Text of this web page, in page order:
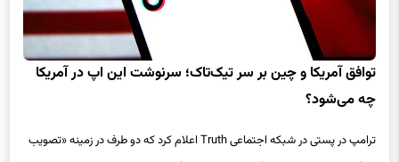
توافق آمریکا و چین بر سر تیک‌تاک؛ سرنوشت این اپ در آمریکا
چه می‌شود؟
توافق تیک‌تاک» به «پیشرفت‌هایی» دست یافته‌اند و او از این...